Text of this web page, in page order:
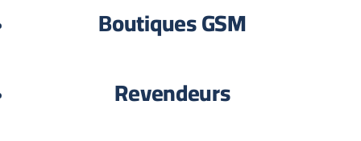
Boutiques GSM
Revendeurs